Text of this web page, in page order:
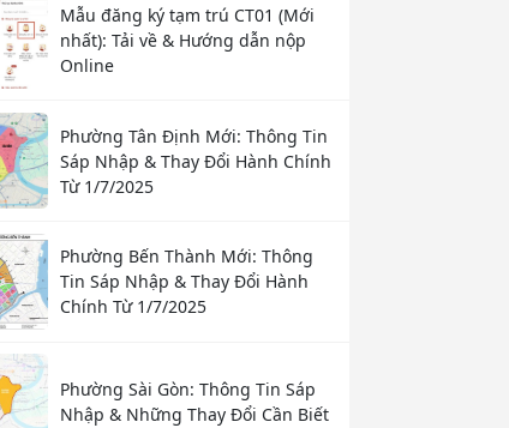
Mẫu đăng ký tạm trú CT01 (Mới
nhất): Tải về & Hướng dẫn nộp
Online
Phường Tân Định Mới: Thông Tin
Sáp Nhập & Thay Đổi Hành Chính
Từ 1/7/2025
Phường Bến Thành Mới: Thông
Tin Sáp Nhập & Thay Đổi Hành
Chính Từ 1/7/2025
Phường Sài Gòn: Thông Tin Sáp
Nhập & Những Thay Đổi Cần Biết